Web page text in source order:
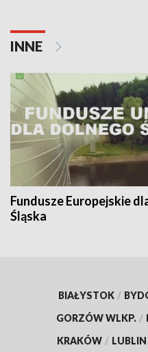
INNE
Fundusze Europejskie
Śląska
BIAŁYSTOK /
GORZÓW WLKP. /
KRAKÓW / LUBLIN